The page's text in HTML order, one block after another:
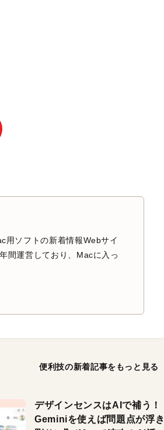
用ソフトの新着情報Webサイ
間運営しており、Macに入っ
便利技の新着記事をもっと見る
デザインセンスはAIで補う！
Geminiを使えば問題点が浮き